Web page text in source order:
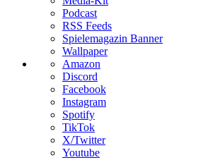
Podcast
RSS Feeds
Spielemagazin Banner
Wallpaper
Amazon
Discord
Facebook
Instagram
Spotify
TikTok
X/Twitter
Youtube